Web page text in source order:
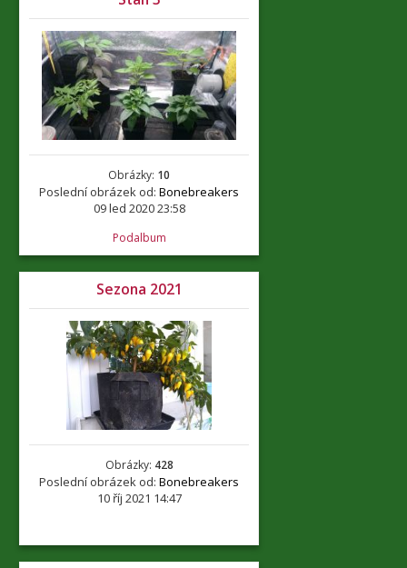
Obrázky: 10
Poslední obrázek od: Bonebreakers
09 led 2020 23:58
Podalbum
Sezona 2021
Obrázky: 428
Poslední obrázek od: Bonebreakers
10 říj 2021 14:47